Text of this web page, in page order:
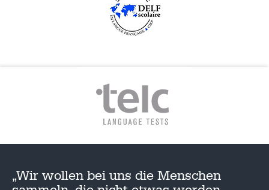
„Wir wollen bei uns die Menschen